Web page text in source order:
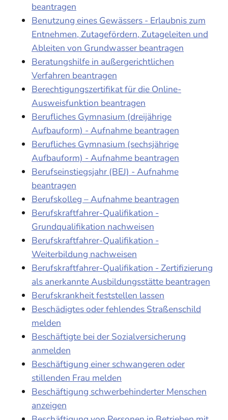
beantragen
Benutzung eines Gewässers - Erlaubnis zum
Entnehmen, Zutagefördern, Zutageleiten und
Ableiten von Grundwasser beantragen
Beratungshilfe in außergerichtlichen
Verfahren beantragen
Berechtigungszertifikat für die Online-
Ausweisfunktion beantragen
Berufliches Gymnasium (dreijährige
Aufbauform) - Aufnahme beantragen
Berufliches Gymnasium (sechsjährige
Aufbauform) - Aufnahme beantragen
Berufseinstiegsjahr (BEJ) - Aufnahme
beantragen
Berufskolleg – Aufnahme beantragen
Berufskraftfahrer-Qualifikation -
Grundqualifikation nachweisen
Berufskraftfahrer-Qualifikation -
Weiterbildung nachweisen
Berufskraftfahrer-Qualifikation - Zertifizierung
als anerkannte Ausbildungsstätte beantragen
Berufskrankheit feststellen lassen
Beschädigtes oder fehlendes Straßenschild
melden
Beschäftigte bei der Sozialversicherung
anmelden
Beschäftigung einer schwangeren oder
stillenden Frau melden
Beschäftigung schwerbehinderter Menschen
anzeigen